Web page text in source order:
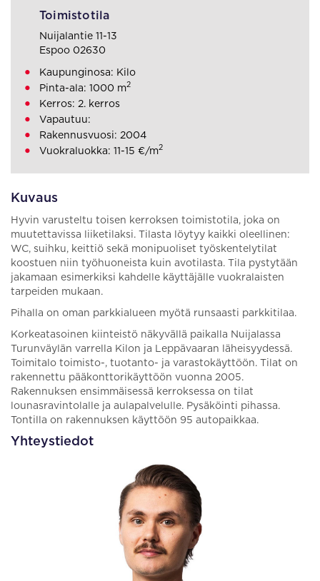
Kuvaus
Hyvin varusteltu toisen kerroksen toimistotila, joka on
muutettavissa liiketilaksi. Tilasta löytyy kaikki oleellinen:
WC, suihku, keittiö sekä monipuoliset työskentelytilat
koostuen niin työhuoneista kuin avotilasta. Tila pystytään
jakamaan esimerkiksi kahdelle käyttäjälle vuokralaisten
tarpeiden mukaan.
Pihalla on oman parkkialueen myötä runsaasti parkkitilaa.
Korkeatasoinen kiinteistö näkyvällä paikalla Nuijalassa
Turunväylän varrella Kilon ja Leppävaaran läheisyydessä.
Toimitalo toimisto-, tuotanto- ja varastokäyttöön. Tilat on
rakennettu pääkonttorikäyttöön vuonna 2005.
Rakennuksen ensimmäisessä kerroksessa on tilat
lounasravintolalle ja aulapalvelulle. Pysäköinti pihassa.
Tontilla on rakennuksen käyttöön 95 autopaikkaa.
Yhteystiedot
Toimistotila
Nuijalantie 11-13
Espoo 02630
Kaupunginosa: Kilo
Pinta-ala: 1000 m2
Kerros: 2. kerros
Vapautuu:
Rakennusvuosi: 2004
Vuokraluokka: 11-15 €/m2